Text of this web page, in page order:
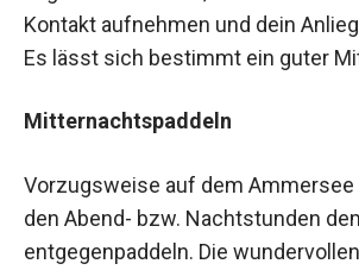
Kontakt aufnehmen und dein
Es lässt sich bestimmt ein guter
Mitternachtspaddeln
Vorzugsweise auf dem Ammersee
den Abend- bzw. Nachtstunden
entgegenpaddeln. Die